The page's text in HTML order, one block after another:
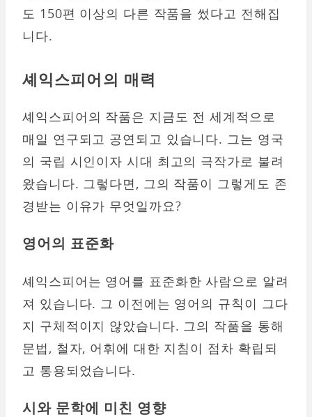
도 150편 이상의 다른 작품을 썼다고 전해집
니다.
셰익스피어의 매력
셰익스피어의 작품은 지금도 전 세계적으로
매일 연구되고 공연되고 있습니다. 그는 영국
의 국립 시인이자 시대 최고의 극작가로 불려
왔습니다. 그렇다면, 그의 작품이 그렇게도 존
경받는 이유가 무엇일까요?
영어의 표준화
셰익스피어는 영어를 표준화한 사람으로 알려
져 있습니다. 그 이전에는 영어의 규칙이 그다
지 구체적이지 않았습니다. 그의 작품을 통해
문법, 철자, 어휘에 대한 지침이 점차 확립되
고 통용되었습니다.
시와 문학에 미친 영향